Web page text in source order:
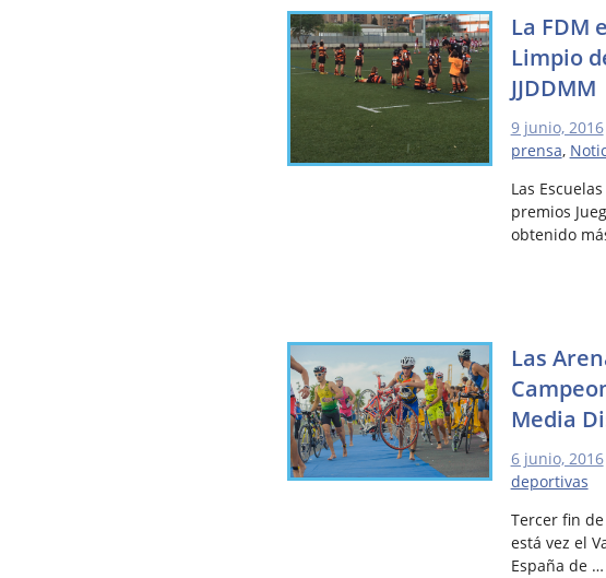
La FDM
Limpio
JJDDMM
9 junio, 2016
prensa,
Las
premios
obtenido
Las
Media
6 junio, 2016
deportivas
Tercer fin
está vez el
España de …